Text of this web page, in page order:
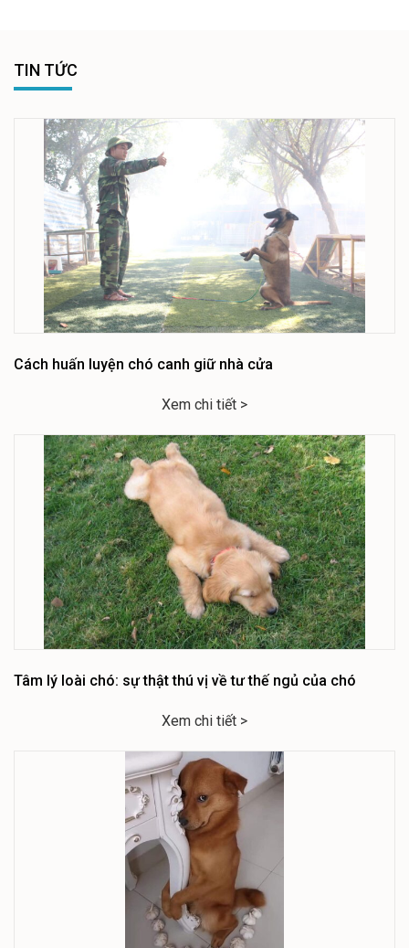
TIN TỨC
Cách huấn luyện chó canh giữ nhà cửa
Xem chi tiết >
Tâm lý loài chó: sự thật thú vị về tư thế ngủ của chó
Xem chi tiết >